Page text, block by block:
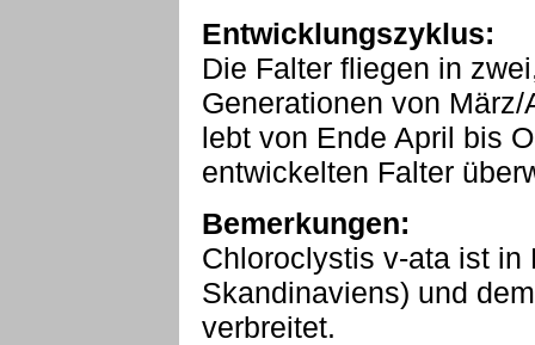
Entwicklungszyklus:
Die Falter fliegen in
Generationen von
lebt von Ende April bis
entwickelten Falter
Bemerkungen:
Chloroclystis v-ata ist in
Skandinaviens) und
verbreitet.